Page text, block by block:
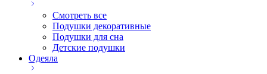
Смотреть все
Подушки декоративные
Подушки для сна
Детские подушки
Одеяла